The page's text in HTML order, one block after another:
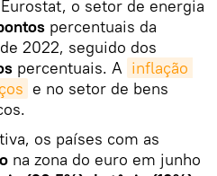
o setor de energia
percentuais da
2022, seguido dos
percentuais. A inflação
e no setor de bens
os países com as
na zona do euro em junho